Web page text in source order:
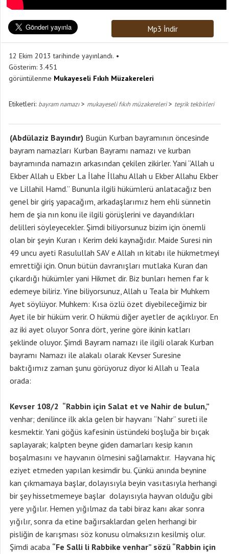
Mp3 İndir
12 Ekim 2013 tarihinde yayınlandı.
Gösterim: 3.451
görüntülenme Mukayeseli Fıkıh Müzakereleri
Etiketleri: bayram namazı> mukayeseli fıkıh müzakereleri> teşrik tekbirleri
(Abdülaziz Bayındır) Bugün Kurban bayramının öncesinde
bayram namazları Kurban Bayramı namazı ve kurban
bayramında namazın arkasından çekilen zikirler. Yani “Allah u
Ekber Allah u Ekber La İlahe İllahu Allah u Ekber Allahu Ekber
ve Lillahil Hamd.” Bununla ilgili hükümlerü anlatacağız ben
genel bir giriş yapacağım, arkadaşlarımız hem ehli sünnetin
hem de şia nın konu ile ilgili görüşlerini ve dayandıkları
delilleri söyleyecekler. Şimdi biliyorsunuz bizim için önemli
olan bir şeyin Kuran ı Kerim deki kaynağıdır. Maide Suresi nin
49 uncu ayeti Rasulullah SAV e Allah ın kitabı ile hükmetmeyi
emrettiği için. Onun bütün davranışları mutlaka Kuran dan
çıkardığı hükümler yani Hikmet dir. Biz bunları hemen far k
edemeye biliriz. Yine biliyorsunuz, Allah u Teala bir Muhkem
Ayet söylüyor. Muhkem: Kısa özlü özet diyebileceğimiz bir
Ayet ile bir hüküm verir. O hükmü diğer ayetler de açıklıyor. En
az iki ayet oluyor Sonra dört, yerine göre ikinin katları
şeklinde oluyor. Şimdi Bayram namazı ile ilgili olarak Kurban
bayramı Namazı ile alakalı olarak Kevser Suresine
baktığımız zaman şunu görüyoruz diyor ki Allah u Teala
orada:
Kevser 108/2 “Rabbin için Salat et ve Nahir de bulun,”
venhar; denilince ilk akla gelen bir hayvanı “Nahr” sureti ile
kesmektir. Yani göğüs kafesinin üstündeki boşluğa bir bıçak
saplayarak; kalpten beyne giden damarları kesip kanın
boşalmasını ve hayvanın ölmesini sağlamaktır. Hayvana hiç
eziyet etmeden yapılan kesimdir bu. Çünkü anında beynine
kan çıkmamaya başlar, dolayısıyla beyin vasıtasıyla herhangi
bir şey hissetmemeye başlar dolayısıyla hayvan olduğu gibi
yere yığılır. Hemen yığılmaz da tabi biraz kanı akar sonra
yığılır, sonra da etine bağırsaklardan gelen herhangi bir
pisliğin de karışması söz konusu olmaksızın kesilmiş olur.
Şimdi acaba “Fe Salli li Rabbike venhar” sözü “Rabbin için